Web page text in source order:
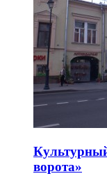
ворота»